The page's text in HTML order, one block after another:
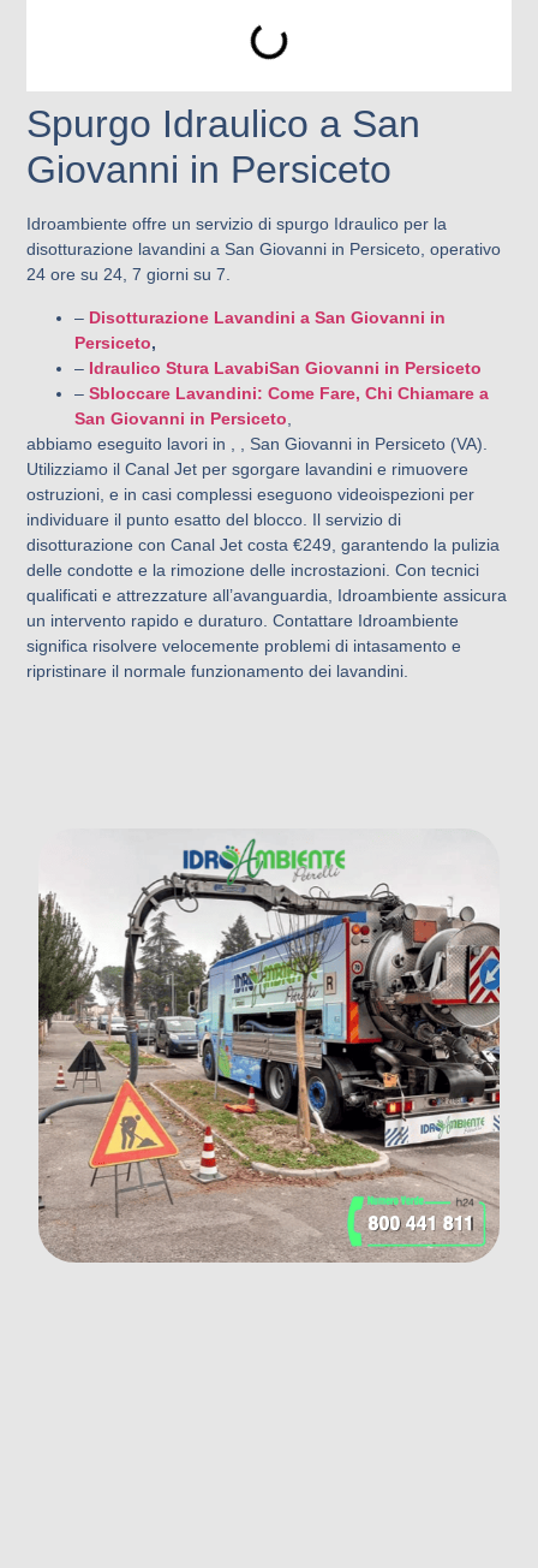
Spurgo Idraulico a San
Giovanni in Persiceto
Idroambiente offre un servizio di spurgo Idraulico per la
disotturazione lavandini a San Giovanni in Persiceto, operativo
24 ore su 24, 7 giorni su 7.
– Disotturazione Lavandini a San Giovanni in
Persiceto,
– Idraulico Stura LavabiSan Giovanni in Persiceto
–Sbloccare Lavandini: Come Fare, Chi Chiamare a
San Giovanni in Persiceto
abbiamo eseguito lavori in , , San Giovanni in Persiceto (VA).
Utilizziamo il Canal Jet per sgorgare lavandini e rimuovere
ostruzioni, e in casi complessi eseguono videoispezioni per
individuare il punto esatto del blocco. Il servizio di
disotturazione con Canal Jet costa €249, garantendo la pulizia
delle condotte e la rimozione delle incrostazioni. Con tecnici
qualificati e attrezzature all’avanguardia, Idroambiente assicura
un intervento rapido e duraturo. Contattare Idroambiente
significa risolvere velocemente problemi di intasamento e
ripristinare il normale funzionamento dei lavandini.